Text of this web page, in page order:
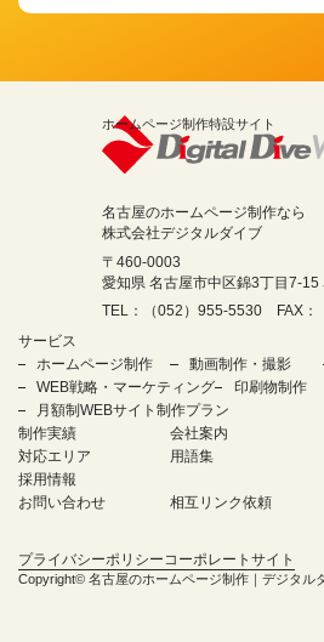
ホームページ制作特設サイト
名古屋のホームページ制作なら
株式会社デジタルダイブ
〒460-0003
愛知県 名古屋市中区錦3丁目7-15
TEL：（052）955-5530 FAX：
サービス
ホームページ制作
動画制作・撮影
WEB戦略・マーケティング
印刷物制作
月額制WEBサイト制作プラン
制作実績
会社案内
対応エリア
用語集
採用情報
お問い合わせ
相互リンク依頼
プライバシーポリシー コーポレートサイト
Copyright© 名古屋のホームページ制作｜デジタル